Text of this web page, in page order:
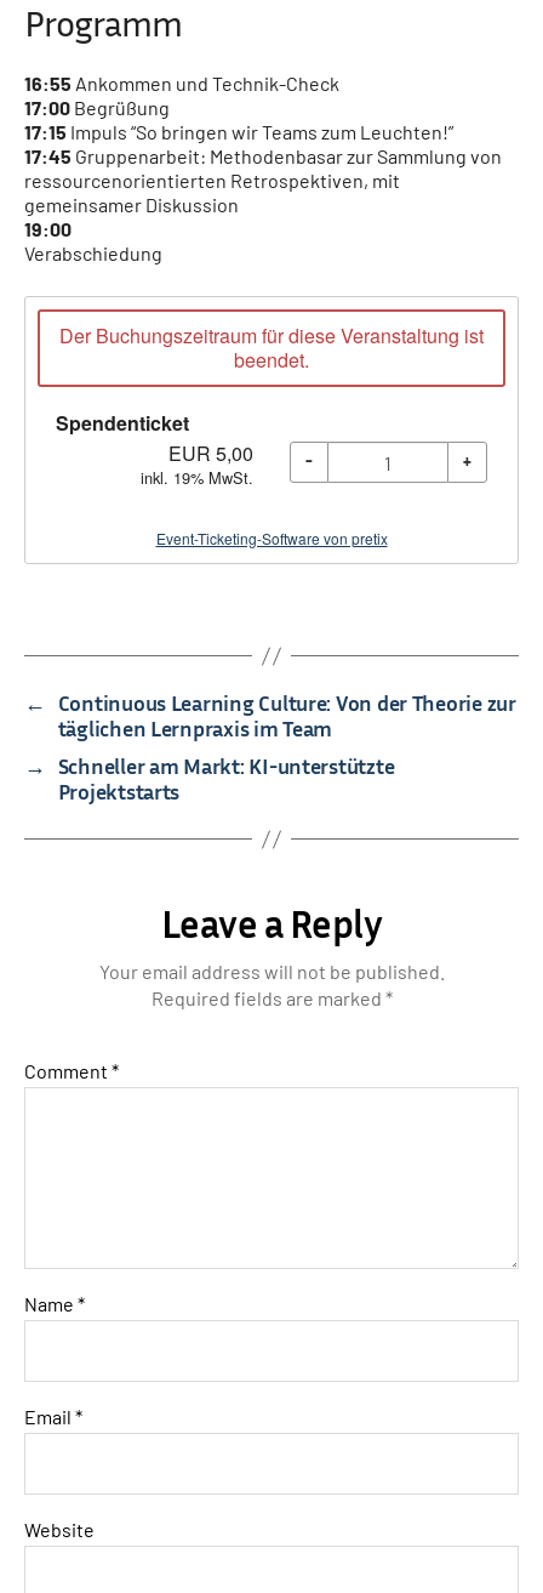
Programm
16:55 Ankommen und Technik-Check
17:00 Begrüßung
17:15 Impuls “So bringen wir Teams zum Leuchten!”
17:45 Gruppenarbeit: Methodenbasar zur Sammlung von
ressourcenorientierten Retrospektiven, mit
gemeinsamer Diskussion
19:00
Verabschiedung
Der Buchungszeitraum für diese Veranstaltung ist
beendet.
Spendenticket
EUR 5,00
inkl. 19% MwSt.
- +
Event-Ticketing-Software von pretix
←
Continuous Learning Culture: Von der Theorie zur
täglichen Lernpraxis im Team
→ Schneller am Markt: KI-unterstützte
Projektstarts
Leave a Reply
Your email address will not be published.
Required fields are marked *
Comment *
Name *
Email *
Website